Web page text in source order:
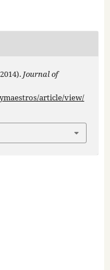
Journal of
article/view/